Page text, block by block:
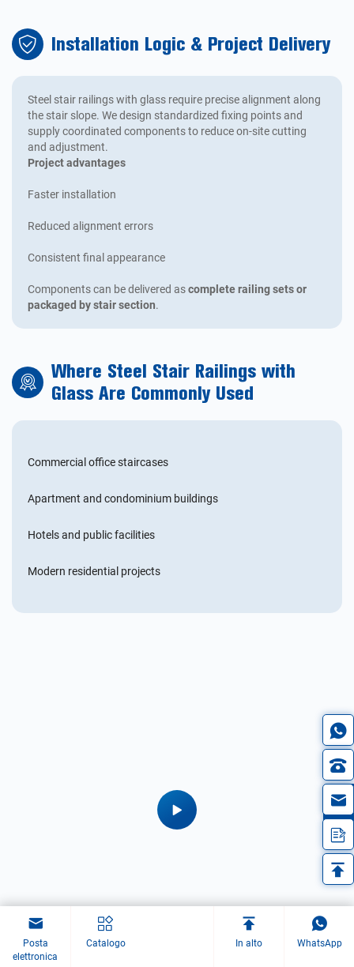
Installation Logic & Project Delivery
Steel stair railings with glass require precise alignment along
the stair slope. We design standardized fixing points and
supply coordinated components to reduce on-site cutting
and adjustment.
Project advantages
Faster installation
Reduced alignment errors
Consistent final appearance
Components can be delivered ascomplete railing sets or
packaged by stair section.
Where Steel Stair Railings with
Glass Are Commonly Used
Commercial office staircases
Apartment and condominium buildings
Hotels and public facilities
Modern residential projects
Posta
elettronica
Catalogo In alto WhatsApp